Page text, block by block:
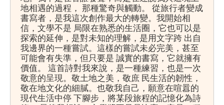
地相遇的過程， 那種驚奇與觸動。 從旅行者變成
書寫者，是我這次創作最大的轉變。我開始相
信，文學不是 局限在熟悉的生活圈，它也可以是
探索的延伸，是對未知的理解，是用文字跨 出自
我邊界的一種嘗試。這樣的嘗試未必完美，甚至
可能會有失準，但只要是 誠實的書寫，它就擁有
價值。 這首詩對我來說，是一種練習，也是一次
敬意的呈現。敬土地之美，敬庶 民生活的韌性，
敬在地文化的細膩。也敬我自己，願意在喧囂的
現代生活中停 下腳步，將某段旅程的記憶化為詩